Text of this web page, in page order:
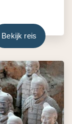
Bekijk reis